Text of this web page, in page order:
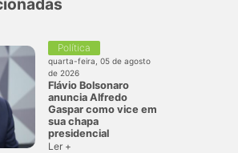
Política
quarta-feira, 05 de agosto
de 2026
Flávio Bolsonaro
anuncia Alfredo
Gaspar como vice em
sua chapa
presidencial
Ler +